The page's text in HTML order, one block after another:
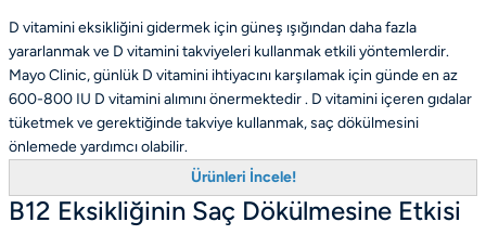
D vitamini eksikliğini gidermek için güneş ışığından daha fazla
yararlanmak ve D vitamini takviyeleri kullanmak etkili yöntemlerdir.
Mayo Clinic, günlük D vitamini ihtiyacını karşılamak için günde en az
600-800 IU D vitamini alımını önermektedir . D vitamini içeren gıdalar
tüketmek ve gerektiğinde takviye kullanmak, saç dökülmesini
önlemede yardımcı olabilir.
Ürünleri İncele!
B12 Eksikliğinin Saç Dökülmesine Etkisi